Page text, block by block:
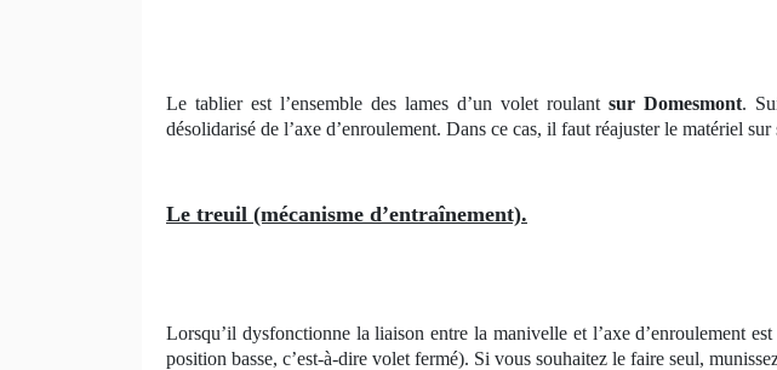
Le tablier est l’ensemble des lames d’un volet roulant sur Domesmont.
désolidarisé de l’axe d’enroulement. Dans ce cas, il faut réajuster le matériel
Le treuil (mécanisme d’entraînement).
Lorsqu’il dysfonctionne la liaison entre la manivelle et l’axe d’enroulement
position basse, c’est-à-dire volet fermé). Si vous souhaitez le faire seul,